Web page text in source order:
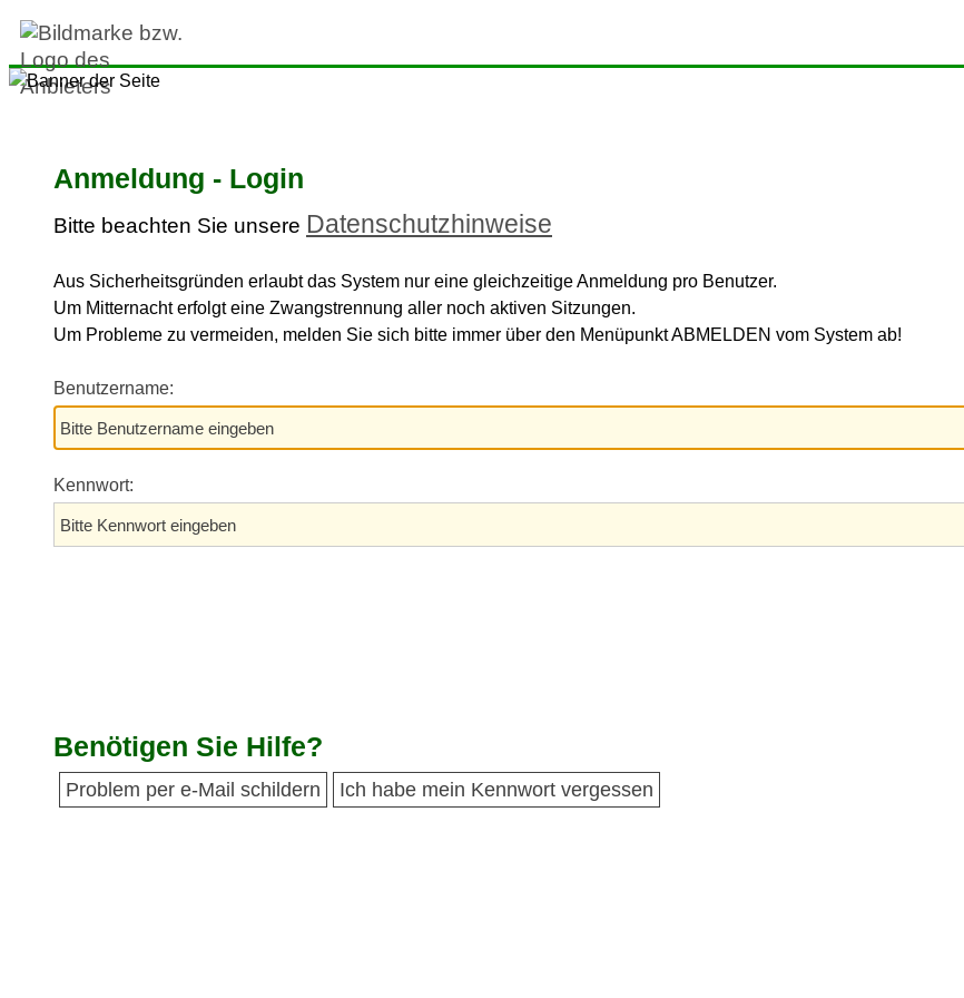
Anmeldung - Login
Bitte beachten Sie unsere Datenschutzhinweise
Aus Sicherheitsgründen erlaubt das System nur eine gleichzeitige Anmeldung pro Benutzer.
Um Mitternacht erfolgt eine Zwangstrennung aller noch aktiven Sitzungen.
Um Probleme zu vermeiden, melden Sie sich bitte immer über den Menüpunkt ABMELDEN vom System ab!
Benutzername:
Kennwort:
Benötigen Sie Hilfe?
Problem per e-Mail schildern Ich habe mein Kennwort vergessen